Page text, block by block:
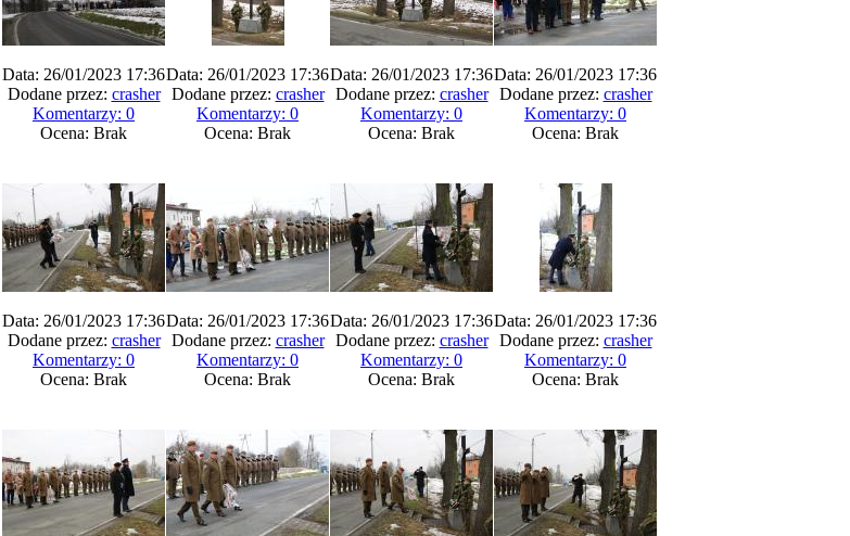
Data: 26/01/2023 17:36
Dodane przez: crasher
Komentarzy: 0
Ocena: Brak
Data: 26/01/2023 17:36
Dodane przez: crasher
Komentarzy: 0
Ocena: Brak
Data: 26/01/2023 17:36
Dodane przez: crasher
Komentarzy: 0
Ocena: Brak
Data: 26/01/2023 17:36
Dodane przez: crasher
Komentarzy: 0
Ocena: Brak
Data: 26/01/2023 17:36
Dodane przez: crasher
Komentarzy: 0
Ocena: Brak
Data: 26/01/2023 17:36
Dodane przez: crasher
Komentarzy: 0
Ocena: Brak
Data: 26/01/2023 17:36
Dodane przez: crasher
Komentarzy: 0
Ocena: Brak
Data: 26/01/2023 17:36
Dodane przez: crasher
Komentarzy: 0
Ocena: Brak